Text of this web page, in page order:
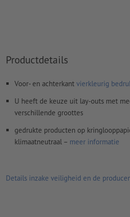
Kleurmodus:CMYK, FOGRA51 (PSO
ongestreken papier
Spel- en zetfoutenworden door ons
Commentarenworden verwijderd en
Hoe maak ik afdrukgegevens correct?
Productdetails
Voor- en achterkant vierkleurig
U heeft de keuze uit lay-outs met
verschillende groottes
gedrukte producten op
klimaatneutraal – meer informatie
Details inzake veiligheid en de